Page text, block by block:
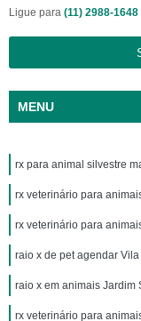
Ligue para (11) 2988-1648
MENU
rx para animal silvestre
rx veterinário para
rx veterinário para
raio x de pet agendar Vila
raio x em animais Jardim
rx veterinário para